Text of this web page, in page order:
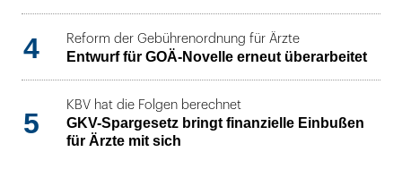
4 Reform der Gebührenordnung für Ärzte
Entwurf für GOÄ-Novelle erneut überarbeitet
5
KBV hat die Folgen berechnet
GKV-Spargesetz bringt finanzielle Einbußen
für Ärzte mit sich